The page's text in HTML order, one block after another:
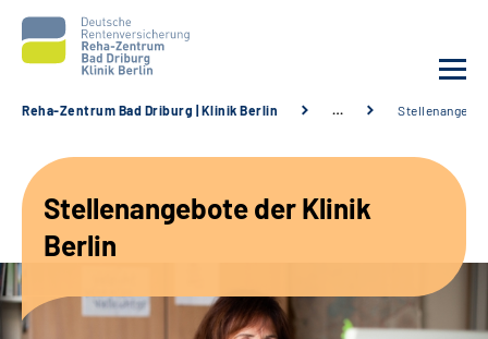
Unsere Angebote
Karriere
Reha-Zentrum Bad Driburg | Klinik Berlin …
Stellenangebote der Klinik
Berlin